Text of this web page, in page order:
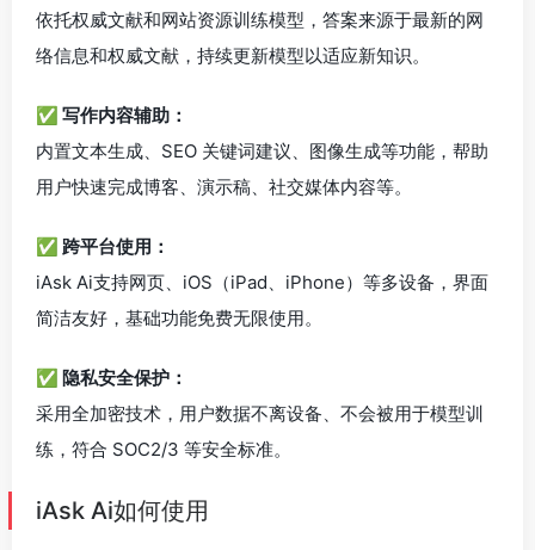
依托权威文献和网站资源训练模型，答案来源于最新的网
络信息和权威文献，持续更新模型以适应新知识。
✅ 写作内容辅助：
内置文本生成、SEO 关键词建议、图像生成等功能，帮助
用户快速完成博客、演示稿、社交媒体内容等。
✅ 跨平台使用：
iAsk Ai支持网页、iOS（iPad、iPhone）等多设备，界面
简洁友好，基础功能免费无限使用。
✅ 隐私安全保护：
采用全加密技术，用户数据不离设备、不会被用于模型训
练，符合 SOC2/3 等安全标准。
iAsk Ai如何使用